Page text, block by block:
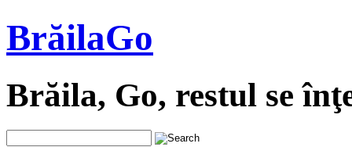
BrăilaGo
Brăila, Go, restul se